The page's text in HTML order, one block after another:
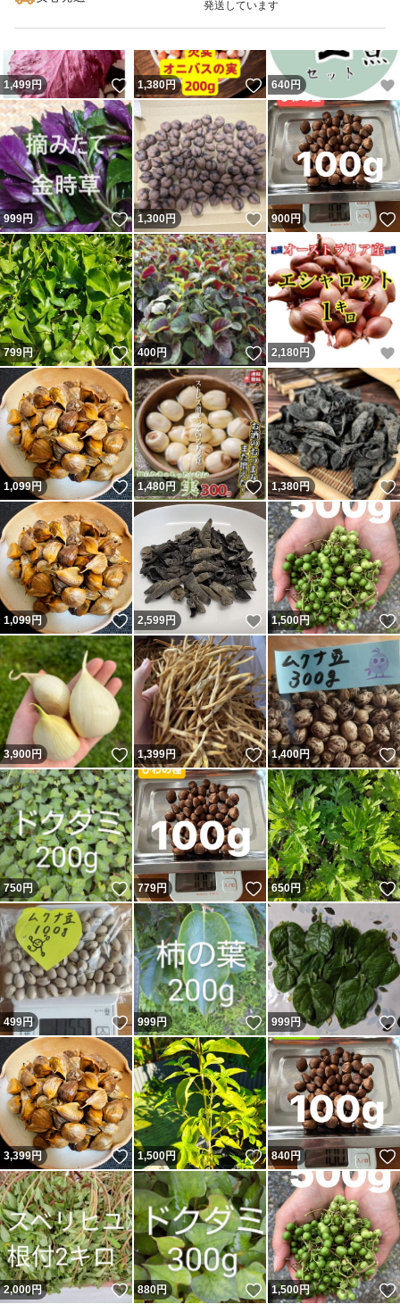
発送しています
1,499円 いいね！
1,380円 いいね！
640円
999円 いいね！
1,300円 いいね！
900円
799円 いいね！
400円 いいね！
2,180 円
1,099円 いいね！
1,480円 いいね！
1,380円
1,099円 いいね！
2,599円 いいね！
1,500円
3,900円 いいね！
1,399円 いいね！
1,400円
750円 いいね！
779円 いいね！
650円
499円 いいね！
999円 いいね！
999円
3,399円 いいね！
1,500円 いいね！
840円
2,000円 いいね！
880円 いいね！
1,500円